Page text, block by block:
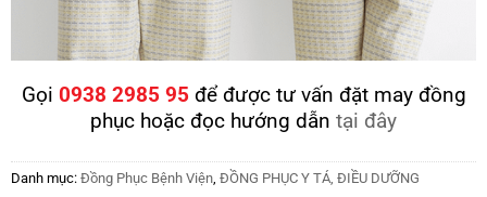
Gọi 0938 2985 95 để được tư vấn đặt may đồng
phục hoặc đọc hướng dẫn tại đây
Danh mục: Đồng Phục Bệnh Viện, ĐỒNG PHỤC Y TÁ, ĐIỀU DƯỠNG